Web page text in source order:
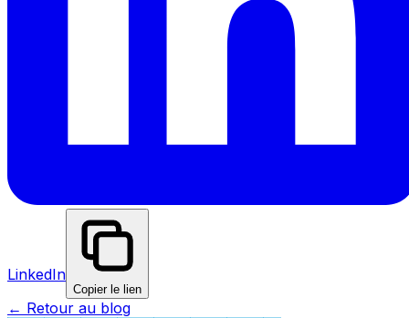
LinkedIn
Copier le lien
← Retour au blog